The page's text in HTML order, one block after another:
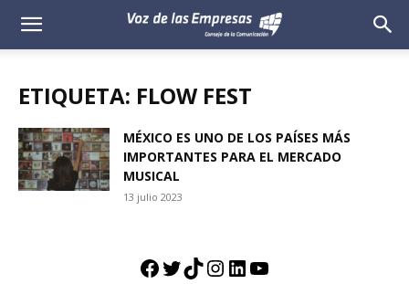
Voz
Empresas
ETIQUETA: FLOW FEST
MÉXICO ES UNO DE LOS PAÍSES MÁS
IMPORTANTES PARA EL MERCADO
MUSICAL
13 julio 2023
Facebook
Twitter
TikTok
Instagram
LinkedIn
YouTube